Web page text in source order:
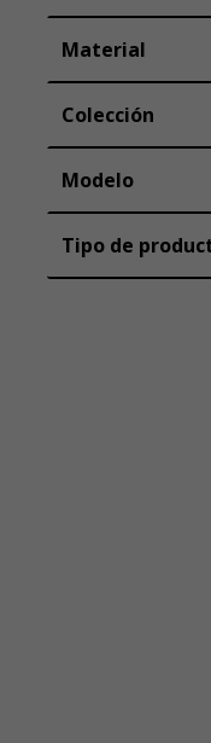
Material
Colección
Modelo
Tipo de